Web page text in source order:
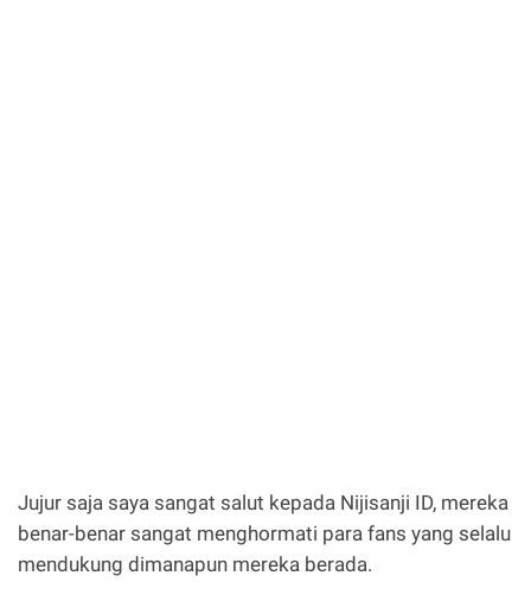
Jujur saja saya sangat salut kepada Nijisanji ID, mereka
benar-benar sangat menghormati para fans yang selalu
mendukung dimanapun mereka berada.